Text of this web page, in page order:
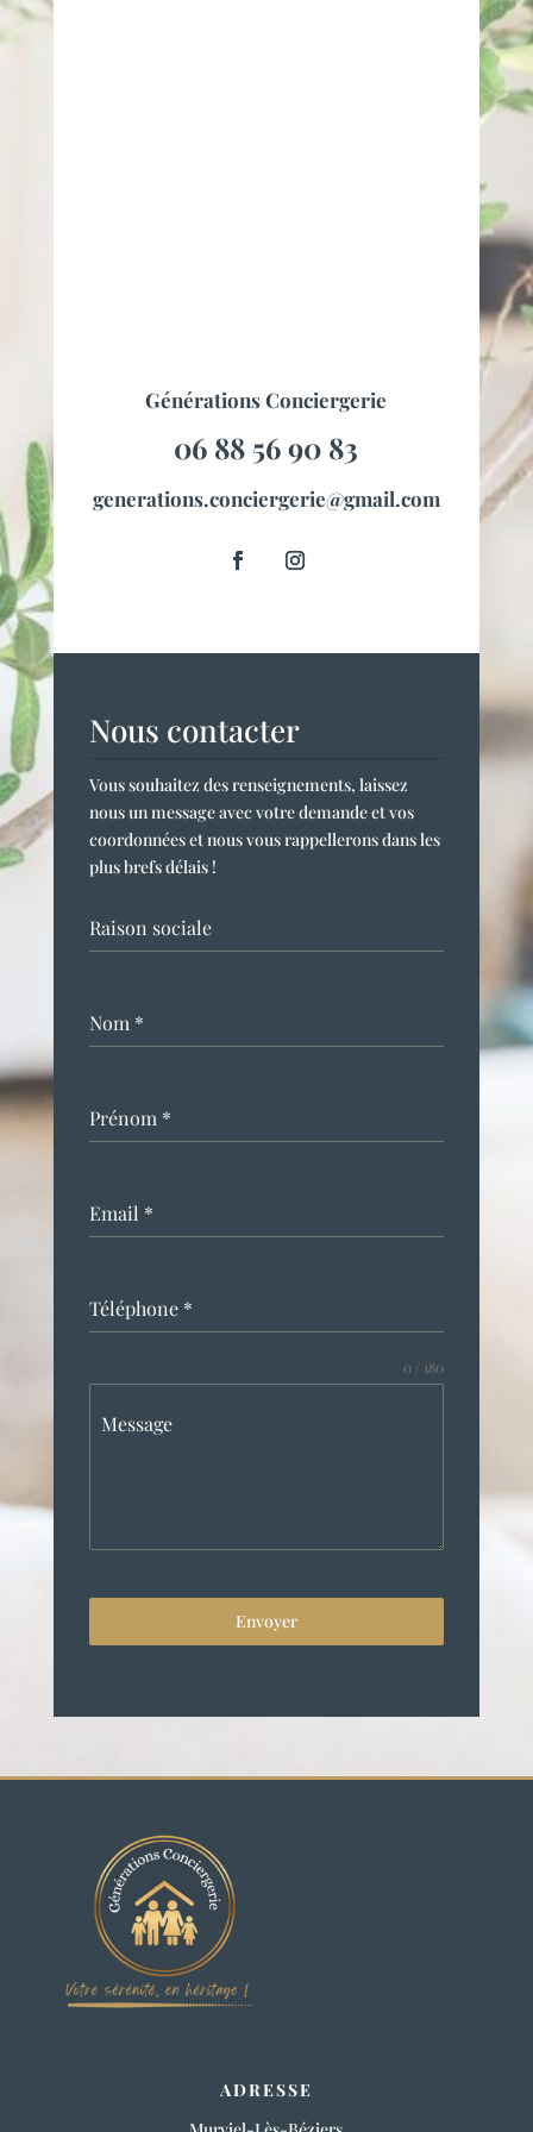
Générations Conciergerie
06 88 56 90 83
generations.conciergerie@gmail.com
Nous contacter
Vous souhaitez des renseignements, laissez
nous un message avec votre demande et vos
coordonnées et nous vous rappellerons dans les
plus brefs délais !
Raison sociale
Nom *
Prénom *
Email *
Téléphone *
Message
0 / 180
Envoyer
ADRESSE